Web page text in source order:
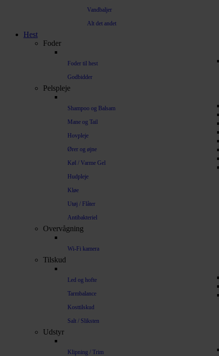
Vandbaljer
Alt det andet
Hest
Foder
Foder til hest
Godbidder
Pelspleje
Shampoo og Balsam
Mane og Tail
Hovpleje
Ører og øjne
Køl / Varme Gel
Hudpleje
Kløe
Utøj / Flåter
Antibakteriel
Overvågning
Wi-Fi kamera
Tilskud
Led og hofte
Tarmbalance
Kosttilskud
Salt / Sliksten
Udstyr
Klipning / Trim